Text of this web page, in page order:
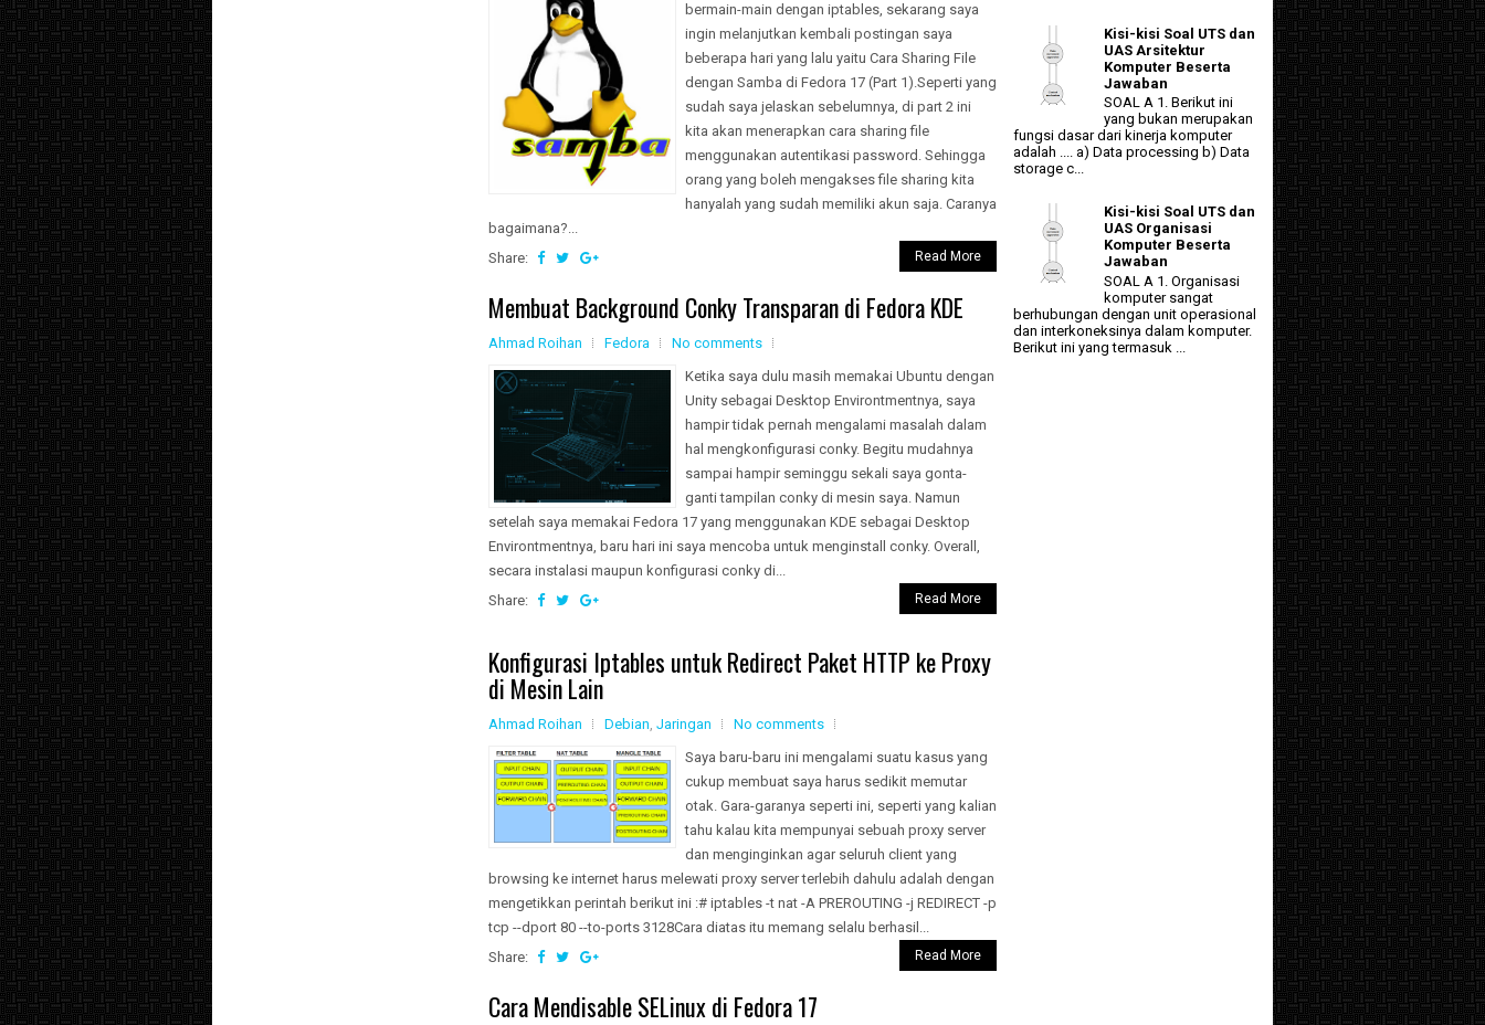
bermain-main dengan iptables, sekarang saya
ingin melanjutkan kembali postingan saya
beberapa hari yang lalu yaitu Cara Sharing File
dengan Samba di Fedora 17 (Part 1).Seperti yang
sudah saya jelaskan sebelumnya, di part 2 ini
kita akan menerapkan cara sharing file
menggunakan autentikasi password. Sehingga
orang yang boleh mengakses file sharing kita
hanyalah yang sudah memiliki akun saja. Caranya
bagaimana?...
Share:
Read More
Membuat Background Conky Transparan di Fedora KDE
Ahmad Roihan Fedora
No comments
Ketika saya dulu masih memakai Ubuntu dengan
Unity sebagai Desktop Environtmentnya, saya
hampir tidak pernah mengalami masalah dalam
hal mengkonfigurasi conky. Begitu mudahnya
sampai hampir seminggu sekali saya gonta-
ganti tampilan conky di mesin saya. Namun
setelah saya memakai Fedora 17 yang menggunakan KDE sebagai Desktop
Environtmentnya, baru hari ini saya mencoba untuk menginstall conky. Overall,
secara instalasi maupun konfigurasi conky di...
Share:
Read More
Konfigurasi Iptables untuk Redirect Paket HTTP ke Proxy
di Mesin Lain
Ahmad Roihan Debian, Jaringan
No comments
Saya baru-baru ini mengalami suatu kasus yang
cukup membuat saya harus sedikit memutar
otak. Gara-garanya seperti ini, seperti yang kalian
tahu kalau kita mempunyai sebuah proxy server
dan menginginkan agar seluruh client yang
browsing ke internet harus melewati proxy server terlebih dahulu adalah dengan
mengetikkan perintah berikut ini :# iptables -t nat -A PREROUTING -j REDIRECT -p
tcp --dport 80 --to-ports 3128Cara diatas itu memang selalu berhasil...
Share:
Read More
Cara Mendisable SELinux di Fedora 17
Kisi-kisi Soal UTS dan
UAS Arsitektur
Komputer Beserta
Jawaban
SOAL A 1. Berikut ini
yang bukan merupakan
fungsi dasar dari kinerja komputer
adalah .... a) Data processing b) Data
storage c...
Kisi-kisi Soal UTS dan
UAS Organisasi
Komputer Beserta
Jawaban
SOAL A 1. Organisasi
komputer sangat
berhubungan dengan unit operasional
dan interkoneksinya dalam komputer.
Berikut ini yang termasuk ...